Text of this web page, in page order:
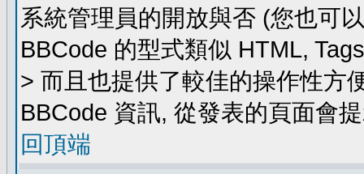
系統管理員的開放與否 (您也可
BBCode 的型式類似 HTML,
> 而且也提供了較佳的操作性方
BBCode 資訊, 從發表的頁面會
回頂端